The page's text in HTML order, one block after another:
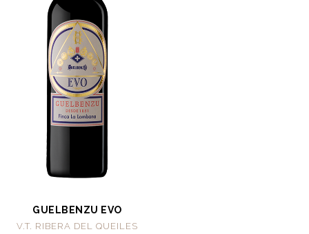
GUELBENZU EVO
V.T. RIBERA DEL QUEILES